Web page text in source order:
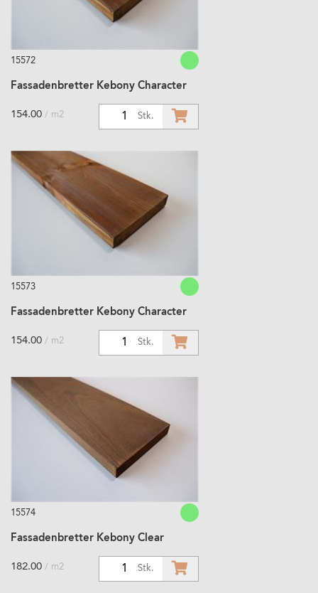
15572
Fassadenbretter Kebony Character
Stk.
154.00 / m2
15573
Fassadenbretter Kebony Character
Stk.
154.00 / m2
15574
Fassadenbretter Kebony Clear
Stk.
182.00 / m2